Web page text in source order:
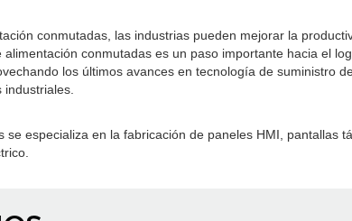
conmutadas, las industrias pueden mejorar la
conmutadas es un paso importante hacia el
los últimos avances en tecnología de suministro
industriales.
se especializa en la fabricación de paneles HMI,